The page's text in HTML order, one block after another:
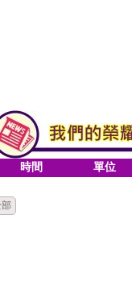
時間 單位